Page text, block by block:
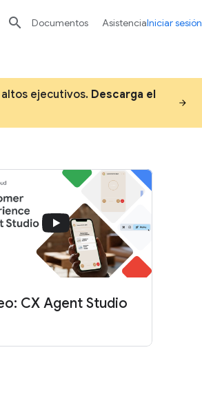
ejecutivos. Descarga el
CX Agent Studio
 Documentos AsistenciaIniciar sesión